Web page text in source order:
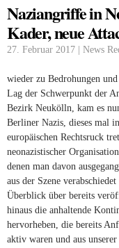
Naziangriffe in
Kader, neue
27. Februar 2017 | News
wieder zu Bedrohungen
Lag der Schwerpunkt der
Bezirk Neukölln, kam es
Berliner Nazis, dieses mal
europäischen Rechtsruck
neonazistischer
denen man davon
aus der Szene
Überblick über bereits
hinaus die anhaltende
hervorheben, die bereits
aktiv waren und aus